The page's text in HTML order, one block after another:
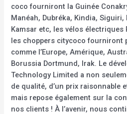
coco fourniront la Guinée
Manéah, Dubréka, Kindia,
Kamsar etc, les vélos électriques
les choppers citycoco fourniront
comme l’Europe, Amérique,
Borussia Dortmund, Irak. Le
Technology Limited a non
de qualité, d’un prix raisonnable
mais repose également sur la
nos clients ! À l’avenir, nous